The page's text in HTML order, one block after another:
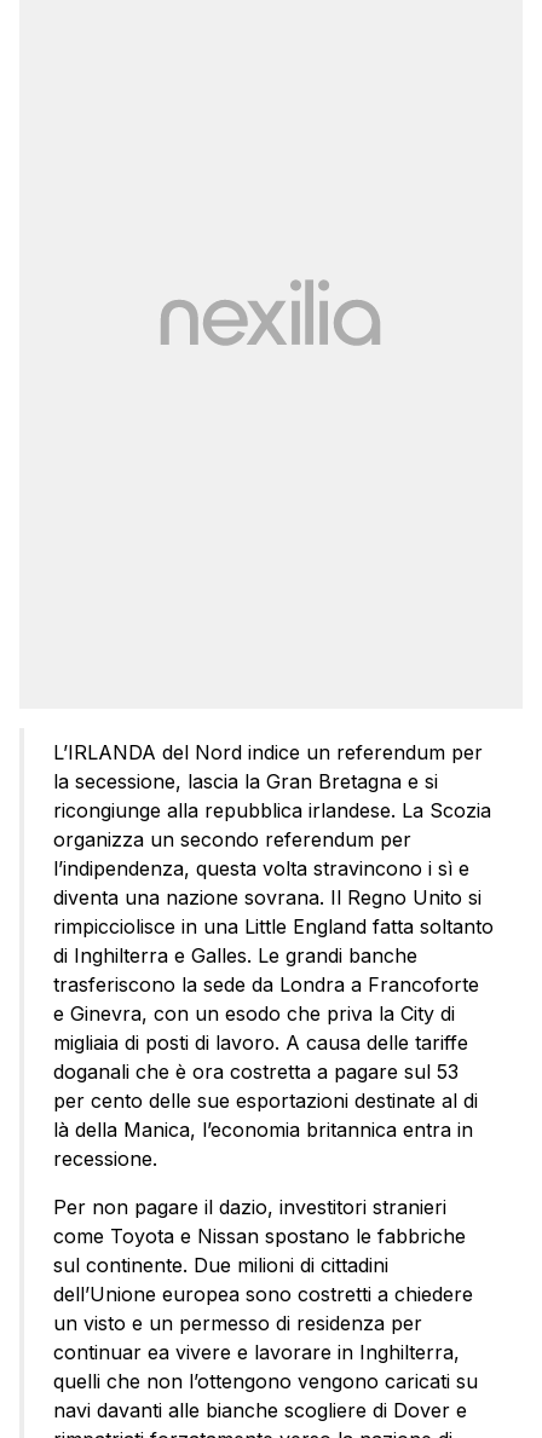
L’IRLANDA del Nord indice un referendum per
la secessione, lascia la Gran Bretagna e si
ricongiunge alla repubblica irlandese. La Scozia
organizza un secondo referendum per
l’indipendenza, questa volta stravincono i sì e
diventa una nazione sovrana. Il Regno Unito si
rimpicciolisce in una Little England fatta soltanto
di Inghilterra e Galles. Le grandi banche
trasferiscono la sede da Londra a Francoforte
e Ginevra, con un esodo che priva la City di
migliaia di posti di lavoro. A causa delle tariffe
doganali che è ora costretta a pagare sul 53
per cento delle sue esportazioni destinate al di
là della Manica, l’economia britannica entra in
recessione.
Per non pagare il dazio, investitori stranieri
come Toyota e Nissan spostano le fabbriche
sul continente. Due milioni di cittadini
dell’Unione europea sono costretti a chiedere
un visto e un permesso di residenza per
continuar ea vivere e lavorare in Inghilterra,
quelli che non l’ottengono vengono caricati su
navi davanti alle bianche scogliere di Dover e